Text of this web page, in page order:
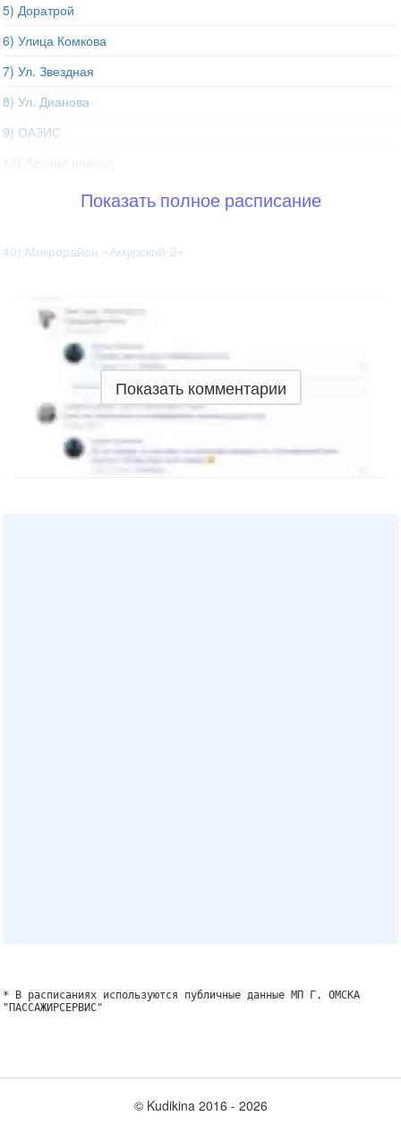
5) Доратрой
6) Улица Комкова
7) Ул. Звездная
8) Ул. Дианова
9) ОАЗИС
10) Лесной проезд
Показать полное расписание
40) Микрорайон «Амурский-2»
Показать комментарии
* В расписаниях используются публичные данные МП Г. ОМСКА
"ПАССАЖИРСЕРВИС"
© Kudikina 2016 ‐ 2026